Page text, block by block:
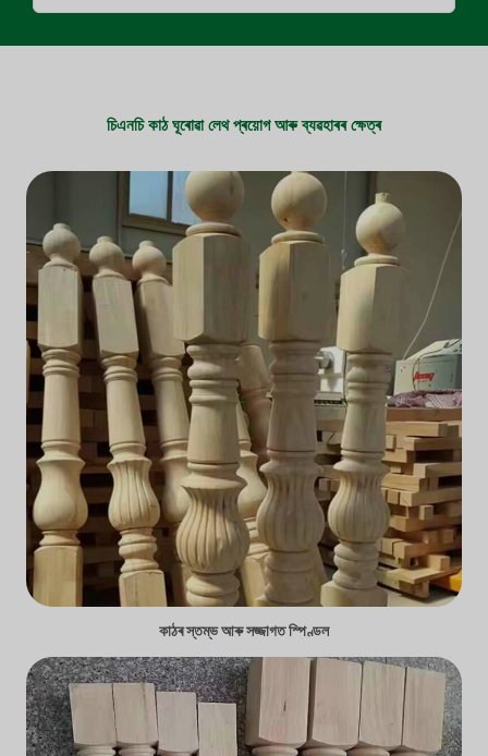
চিএনচি কাঠ ঘূৰোৱা লেথ প্ৰয়োগ আৰু ব্যৱহাৰৰ ক্ষেত্ৰ
কাঠৰ স্তম্ভ আৰু সজ্জাগত স্পিণ্ডল